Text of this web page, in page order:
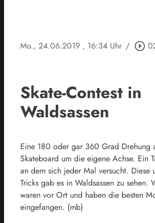
Mo., 24.06.2019 , 16:34 Uhr / play_circle_outline
Skate-Contest in
Waldsassen
Eine 180 oder gar 360 Grad Drehung
Skateboard um die eigene Achse. Ein
an dem sich jeder Mal versucht. Diese
Tricks gab es in Waldsassen zu sehen.
waren vor Ort und haben die besten
eingefangen. (mb)